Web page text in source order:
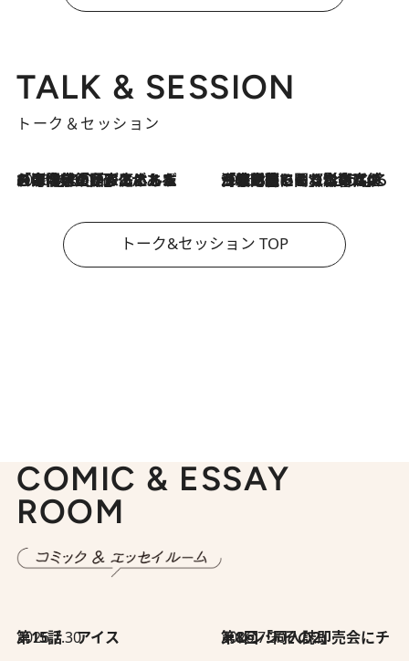
TALK & SESSION
トーク＆セッション
2026.8.3
「今後値上げがあるとすれば…」「リスクがあるのは今年の冬」エネルギー専門家が語る、ホルムズ海峡封鎖が家庭にもたらす“ある心配” 2026.8.3
「住宅建てられない…」「サーチャージ料の高値が続いている」ホルムズ海峡封鎖による影響はいつまで続く？《エネルギー専門家に聞く“どうなる日本の暮らし”》
トーク&セッション TOP
COMIC & ESSAY
ROOM
2026.7.30
第15話 アイス 2026.7.30
第8回「同人誌即売会にチャレンジ その2」